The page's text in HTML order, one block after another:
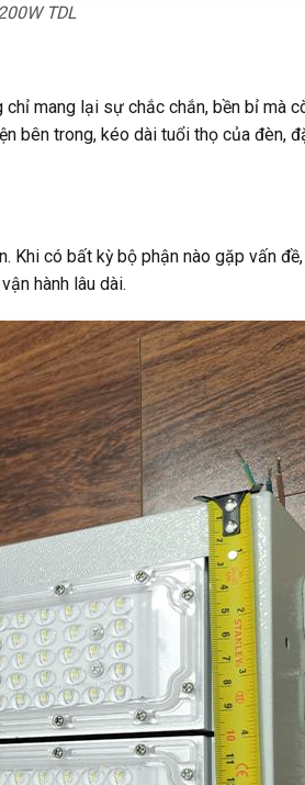
TDL
mang lại sự chắc chắn, bền bỉ mà
bên trong, kéo dài tuổi thọ của đèn,
Khi có bất kỳ bộ phận nào gặp vấn
hành lâu dài.